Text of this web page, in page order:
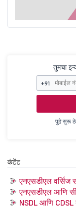
तुमचा
+91
पुढे सुरू
कंटेंट
एनएसडीएल वर्सिज
एनएसडीएल आणि
NSDL आणि CDSL